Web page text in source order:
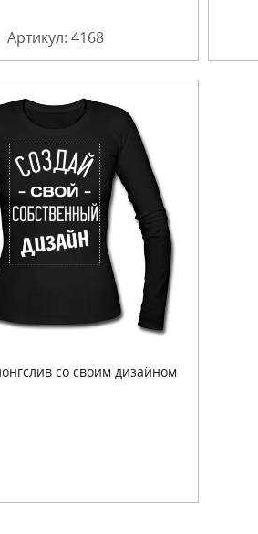
Артикул: 4168
со своим дизайном